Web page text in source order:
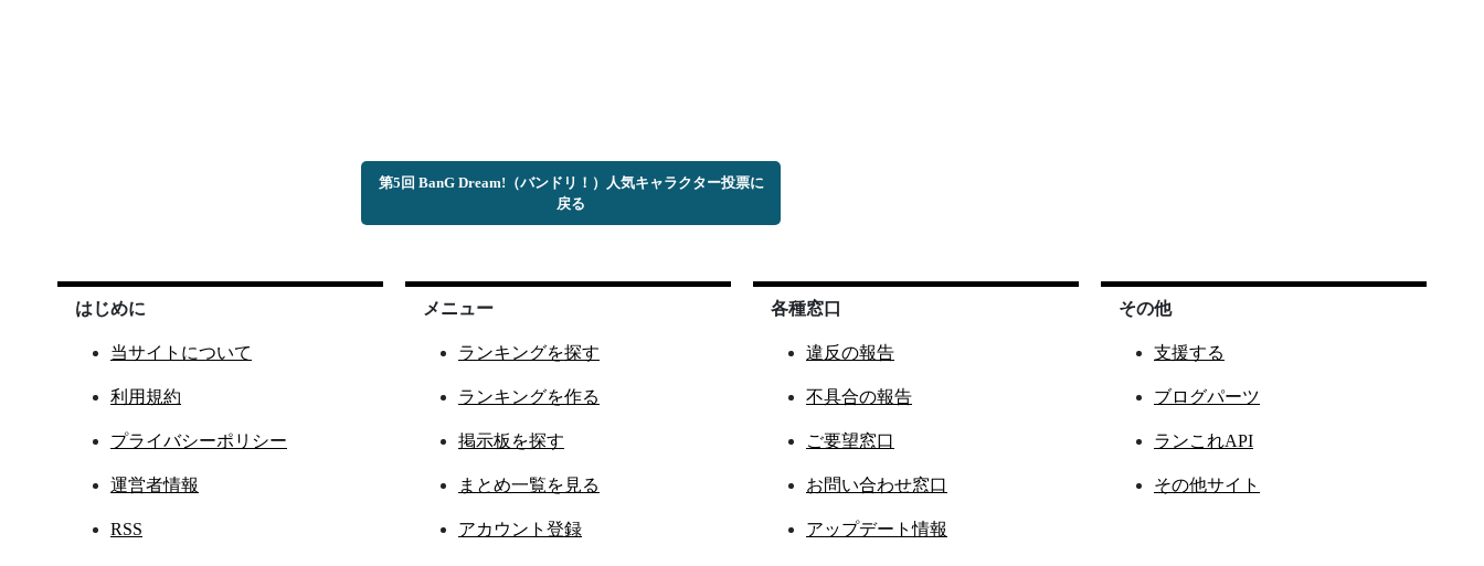
第5回 BanG Dream!（バンドリ！）人気キャラクター投票に
戻る
はじめに
当サイトについて
利用規約
プライバシーポリシー
運営者情報
RSS
メニュー
ランキングを探す
ランキングを作る
掲示板を探す
まとめ一覧を見る
アカウント登録
各種窓口
違反の報告
不具合の報告
ご要望窓口
お問い合わせ窓口
アップデート情報
その他
支援する
ブログパーツ
ランこれAPI
その他サイト